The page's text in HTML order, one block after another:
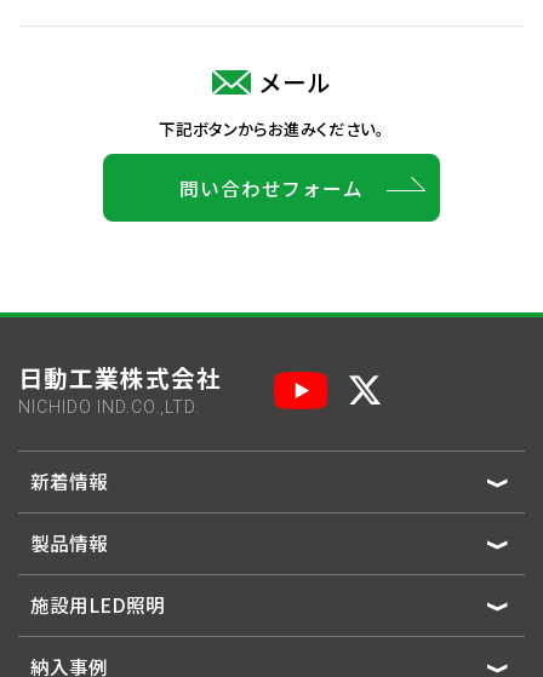
メール
下記ボタンからお進みください。
問い合わせフォーム
日動工業株式会社
NICHIDO IND.CO.,LTD.
新着情報
製品情報
施設用LED照明
納入事例